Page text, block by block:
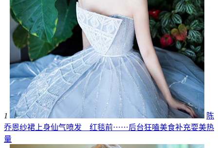
1
陈
乔恩纱裙上身仙气喷发 红毯前⋯⋯后台狂嗑美食补充耍美热
量